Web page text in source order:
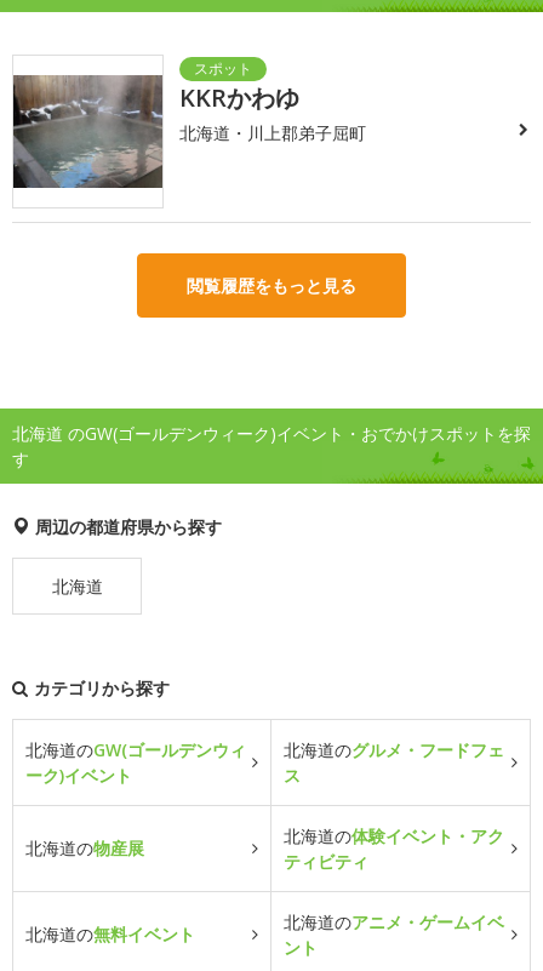
KKRかわゆ
北海道・川上郡弟子屈町
閲覧履歴をもっと見る
北海道 のGW(ゴールデンウィーク)イベント・おでかけスポットを探
す
周辺の都道府県から探す
北海道
カテゴリから探す
北海道のGW(ゴールデンウィ
ーク)イベント
北海道のグルメ・フードフェ
ス
北海道の物産展
北海道の体験イベント・アク
ティビティ
北海道の無料イベント
北海道のアニメ・ゲームイベ
ント